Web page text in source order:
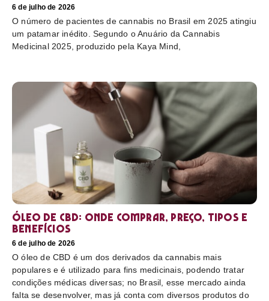
6 de julho de 2026
O número de pacientes de cannabis no Brasil em 2025 atingiu
um patamar inédito. Segundo o Anuário da Cannabis
Medicinal 2025, produzido pela Kaya Mind,
Óleo de CBD: Onde comprar, preço, tipos e
benefícios
6 de julho de 2026
O óleo de CBD é um dos derivados da cannabis mais
populares e é utilizado para fins medicinais, podendo tratar
condições médicas diversas; no Brasil, esse mercado ainda
falta se desenvolver, mas já conta com diversos produtos do